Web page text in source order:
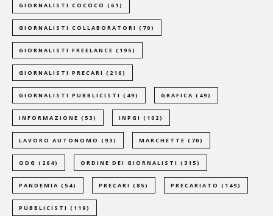
GIORNALISTI COCOCO (61)
GIORNALISTI COLLABORATORI (70)
GIORNALISTI FREELANCE (195)
GIORNALISTI PRECARI (216)
GIORNALISTI PUBBLICISTI (49) GRAFICA (49)
INFORMAZIONE (53) INPGI (102)
LAVORO AUTONOMO (93) MARCHETTE (70)
ODG (264) ORDINE DEI GIORNALISTI (315)
PANDEMIA (54) PRECARI (85) PRECARIATO (149)
PUBBLICISTI (119)